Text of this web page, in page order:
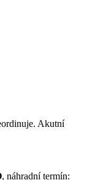
Akutní
, náhradní termín: